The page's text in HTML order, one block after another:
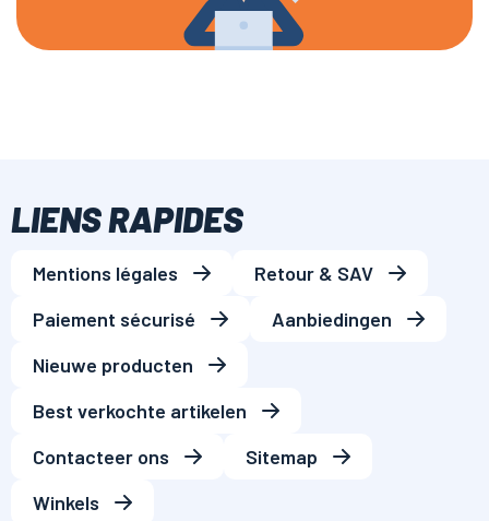
LIENS RAPIDES
Mentions légales
Retour & SAV
Paiement sécurisé
Aanbiedingen
Nieuwe producten
Best verkochte artikelen
Contacteer ons
Sitemap
Winkels